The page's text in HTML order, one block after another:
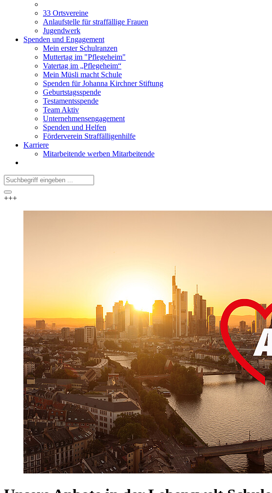
33 Ortsvereine
Anlaufstelle für straffällige Frauen
Jugendwerk
Spenden und Engagement
Mein erster Schulranzen
Muttertag im "Pflegeheim"
Vatertag im „Pflegeheim“
Mein Müsli macht Schule
Spenden für Johanna Kirchner Stiftung
Geburtstagsspende
Testamentsspende
Team Aktiv
Unternehmensengagement
Spenden und Helfen
Förderverein Straffälligenhilfe
Karriere
Mitarbeitende werben Mitarbeitende
+++